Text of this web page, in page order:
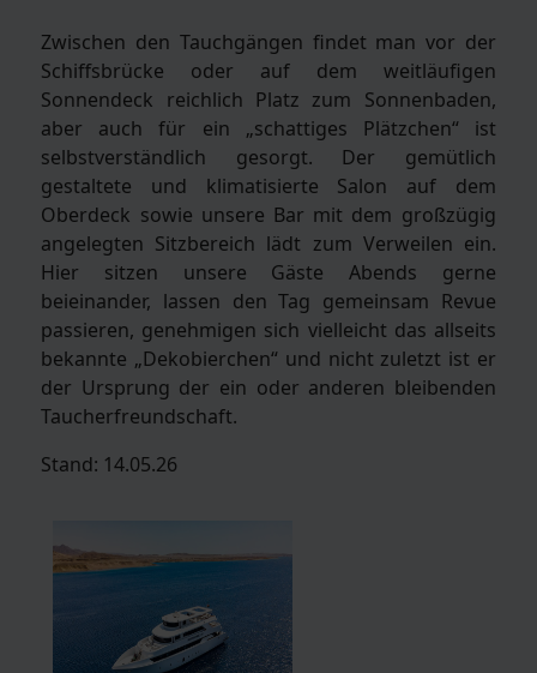
Zwischen den Tauchgängen findet man vor der
Schiffsbrücke oder auf dem weitläufigen
Sonnendeck reichlich Platz zum Sonnenbaden,
aber auch für ein „schattiges Plätzchen“ ist
selbstverständlich gesorgt. Der gemütlich
gestaltete und klimatisierte Salon auf dem
Oberdeck sowie unsere Bar mit dem großzügig
angelegten Sitzbereich lädt zum Verweilen ein.
Hier sitzen unsere Gäste Abends gerne
beieinander, lassen den Tag gemeinsam Revue
passieren, genehmigen sich vielleicht das allseits
bekannte „Dekobierchen“ und nicht zuletzt ist er
der Ursprung der ein oder anderen bleibenden
Taucherfreundschaft.
Stand: 14.05.26